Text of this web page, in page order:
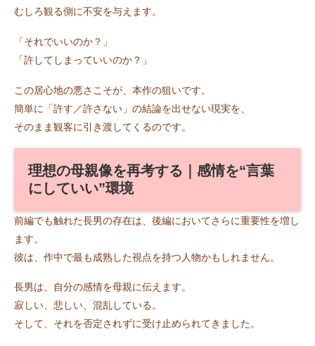
むしろ観る側に不安を与えます。
「それでいいのか？」
「許してしまっていいのか？」
この居心地の悪さこそが、本作の狙いです。
簡単に「許す／許さない」の結論を出せない現実を、
そのまま観客に引き渡してくるのです。
理想の母親像を再考する｜感情を“言葉
にしていい”環境
前編でも触れた長男の存在は、後編においてさらに重要性を増し
ます。
彼は、作中で最も成熟した視点を持つ人物かもしれません。
長男は、自分の感情を母親に伝えます。
寂しい、悲しい、混乱している。
そして、それを否定されずに受け止められてきました。